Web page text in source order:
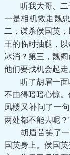
听我大哥、二
一是相机救走魏
二，谋杀侯国英
王的临时抽腿，
冰消？第三，魏
他们要找机会起走
听了胡眉一面
不由得暗暗心惊
凤楼又补问了一
两处都不能去呢？
胡眉苦笑了一
国英身上。侯国